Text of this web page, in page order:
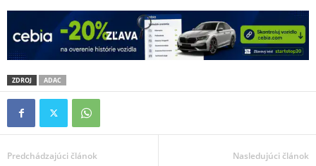
ZDROJ ADAC
Predchádzajúci článok Nasledujúci článok